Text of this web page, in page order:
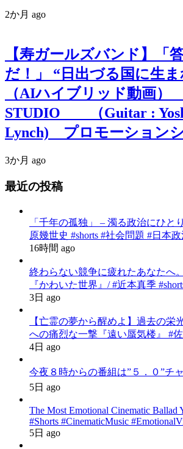
2か月 ago
【寿ガールズバンド】「
だ！」 “日出づる国に
（AIハイブリッド動画
STUDIO （Guitar :
Lynch) プロモーション
3か月 ago
最近の投稿
「千年の孤独」 – 濁る政治にひと
原幾世史 #shorts #社会問題 #日本
16時間 ago
終わらない競争に疲れたあなたへ
『かわいた世界』/ #近本真季
3日 ago
【亡霊の夢から醒めよ】過去の栄
への痛烈な一撃『遠い蜃気楼』 #
4日 ago
今夜８時からの番組は”５．０”チャ
5日 ago
The Most Emotional Cinematic Ballad
#Shorts #CinematicMusic
5日 ago